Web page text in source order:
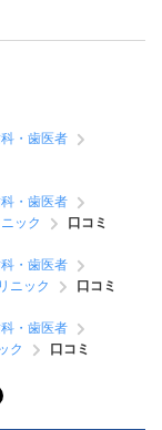
・歯医者
・歯医者
ック
口コミ
・歯医者
ニック
口コミ
・歯医者
ク 口コミ